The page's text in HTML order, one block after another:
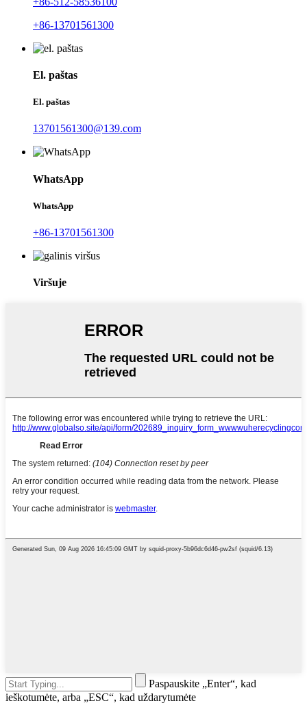
+86-13701561300
El. paštas
El. paštas
13701561300@139.com
WhatsApp
WhatsApp
+86-13701561300
Viršuje
Paspauskite „Enter“, kad
ieškotumėte, arba „ESC“, kad uždarytumėte